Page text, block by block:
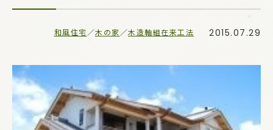
和風住宅 ／木の家／木造軸組在来工法 2015.07.29